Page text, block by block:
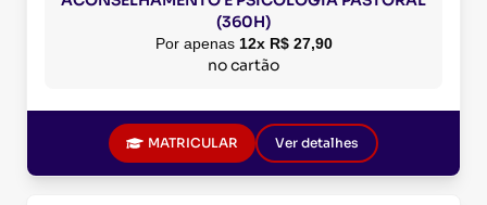
(360H)
Por apenas 12x R$ 27,90
no cartão
MATRICULAR Ver detalhes